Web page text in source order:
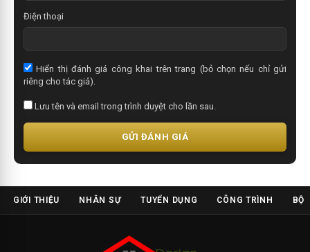
Điện thoại
Hiển thị đánh giá công khai trên trang (bỏ chọn nếu chỉ gửi
riêng cho tác giả).
Lưu tên và email trong trình duyệt cho lần sau.
GỬI ĐÁNH GIÁ
GIỚI THIỆU NHÂN SỰ TUYỂN DỤNG CÔNG TRÌNH BỘ